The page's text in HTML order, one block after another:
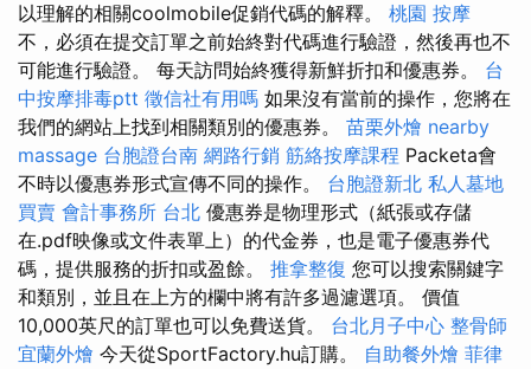
以理解的相關coolmobile促銷代碼的解釋。 桃園 按摩
不，必須在提交訂單之前始終對代碼進行驗證，然後再也不
可能進行驗證。 每天訪問始終獲得新鮮折扣和優惠券。 台
中按摩排毒ptt 徵信社有用嗎 如果沒有當前的操作，您將在
我們的網站上找到相關類別的優惠券。 苗栗外燴 nearby
massage 台胞證台南 網路行銷 筋絡按摩課程 Packeta會
不時以優惠券形式宣傳不同的操作。 台胞證新北 私人墓地
買賣 會計事務所 台北 優惠券是物理形式（紙張或存儲
在.pdf映像或文件表單上）的代金券，也是電子優惠券代
碼，提供服務的折扣或盈餘。 推拿整復 您可以搜索關鍵字
和類別，並且在上方的欄中將有許多過濾選項。 價值
10,000英尺的訂單也可以免費送貨。 台北月子中心 整骨師
宜蘭外燴 今天從SportFactory.hu訂購。 自助餐外燴 菲律